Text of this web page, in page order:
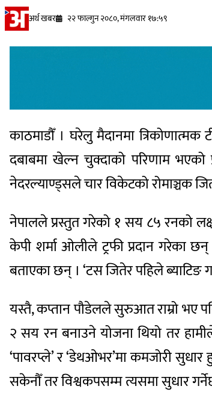
अर्थ खबर २२ फाल्गुन २०८०, मंगलवार १७:५९
काठमाडौँ । घरेलु मैदानमा
दबाबमा खेल्न चुक्दाको परिणाम भएको
नेदरल्याण्ड्सले चार विकेटको रोमाञ्चक
नेपालले प्रस्तुत गरेको १ सय ८५ रनको
केपी शर्मा ओलीले ट्रफी प्रदान गरेका
बताएका छन् । ‘टस जितेर पहिले ब्याटिङ
यस्तै, कप्तान पौडेलले सुरुआत राम्रो भए
२ सय रन बनाउने योजना थियो तर
‘पावरप्ले’ र ‘डेथओभर’मा कमजोरी सुधार
सकेनौँ तर विश्वकपसम्म त्यसमा सुधार